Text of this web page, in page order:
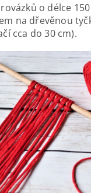
o délce
na dřevěnou
cca do 30 cm).